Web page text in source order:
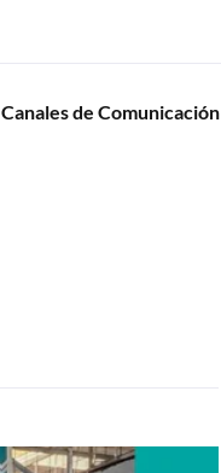
Canales de Comunicación